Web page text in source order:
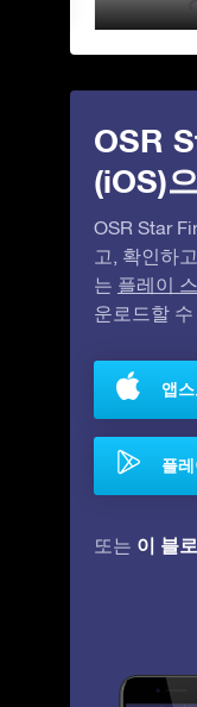
OSR
(iOS)
OSR Star
고, 확인하
는 플레이
운로드할
앱
플
또는 이 블